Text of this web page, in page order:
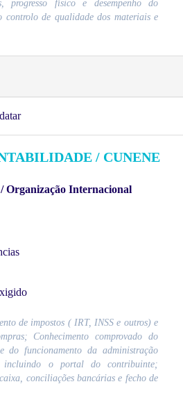
progresso físico e desempenho do
controlo de qualidade dos materiais e
/ CUNENE
Organização Internacional
de impostos ( IRT, INSS e outros) e
Conhecimento comprovado do
do funcionamento da administração
o portal do contribuinte;
conciliações bancárias e fecho de